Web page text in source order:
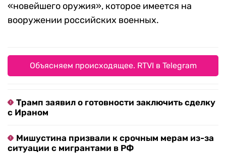
«новейшего оружия», которое имеется на
вооружении российских военных.
Объясняем происходящее. RTVI в Telegram
Трамп заявил о готовности заключить сделку
с Ираном
Мишустина призвали к срочным мерам из-за
ситуации с мигрантами в РФ